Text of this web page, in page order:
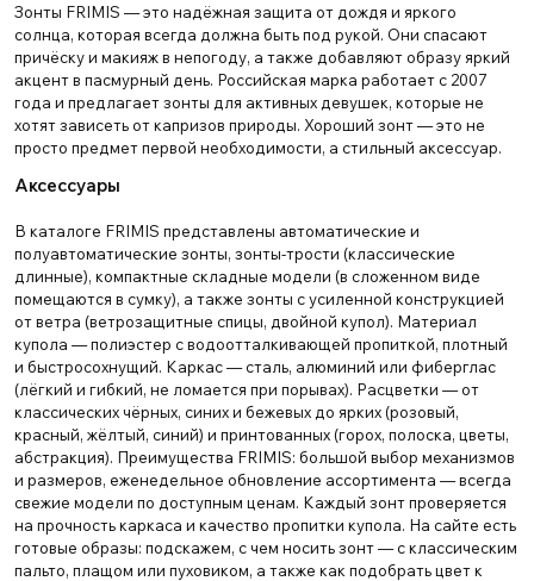
Зонты FRIMIS — это надёжная защита от дождя и яркого
солнца, которая всегда должна быть под рукой. Они спасают
причёску и макияж в непогоду, а также добавляют образу яркий
акцент в пасмурный день. Российская марка работает с 2007
года и предлагает зонты для активных девушек, которые не
хотят зависеть от капризов природы. Хороший зонт — это не
просто предмет первой необходимости, а стильный аксессуар.
Аксессуары
В каталоге FRIMIS представлены автоматические и
полуавтоматические зонты, зонты-трости (классические
длинные), компактные складные модели (в сложенном виде
помещаются в сумку), а также зонты с усиленной конструкцией
от ветра (ветрозащитные спицы, двойной купол). Материал
купола — полиэстер с водоотталкивающей пропиткой, плотный
и быстросохнущий. Каркас — сталь, алюминий или фиберглас
(лёгкий и гибкий, не ломается при порывах). Расцветки — от
классических чёрных, синих и бежевых до ярких (розовый,
красный, жёлтый, синий) и принтованных (горох, полоска, цветы,
абстракция). Преимущества FRIMIS: большой выбор механизмов
и размеров, еженедельное обновление ассортимента — всегда
свежие модели по доступным ценам. Каждый зонт проверяется
на прочность каркаса и качество пропитки купола. На сайте есть
готовые образы: подскажем, с чем носить зонт — с классическим
пальто, плащом или пуховиком, а также как подобрать цвет к